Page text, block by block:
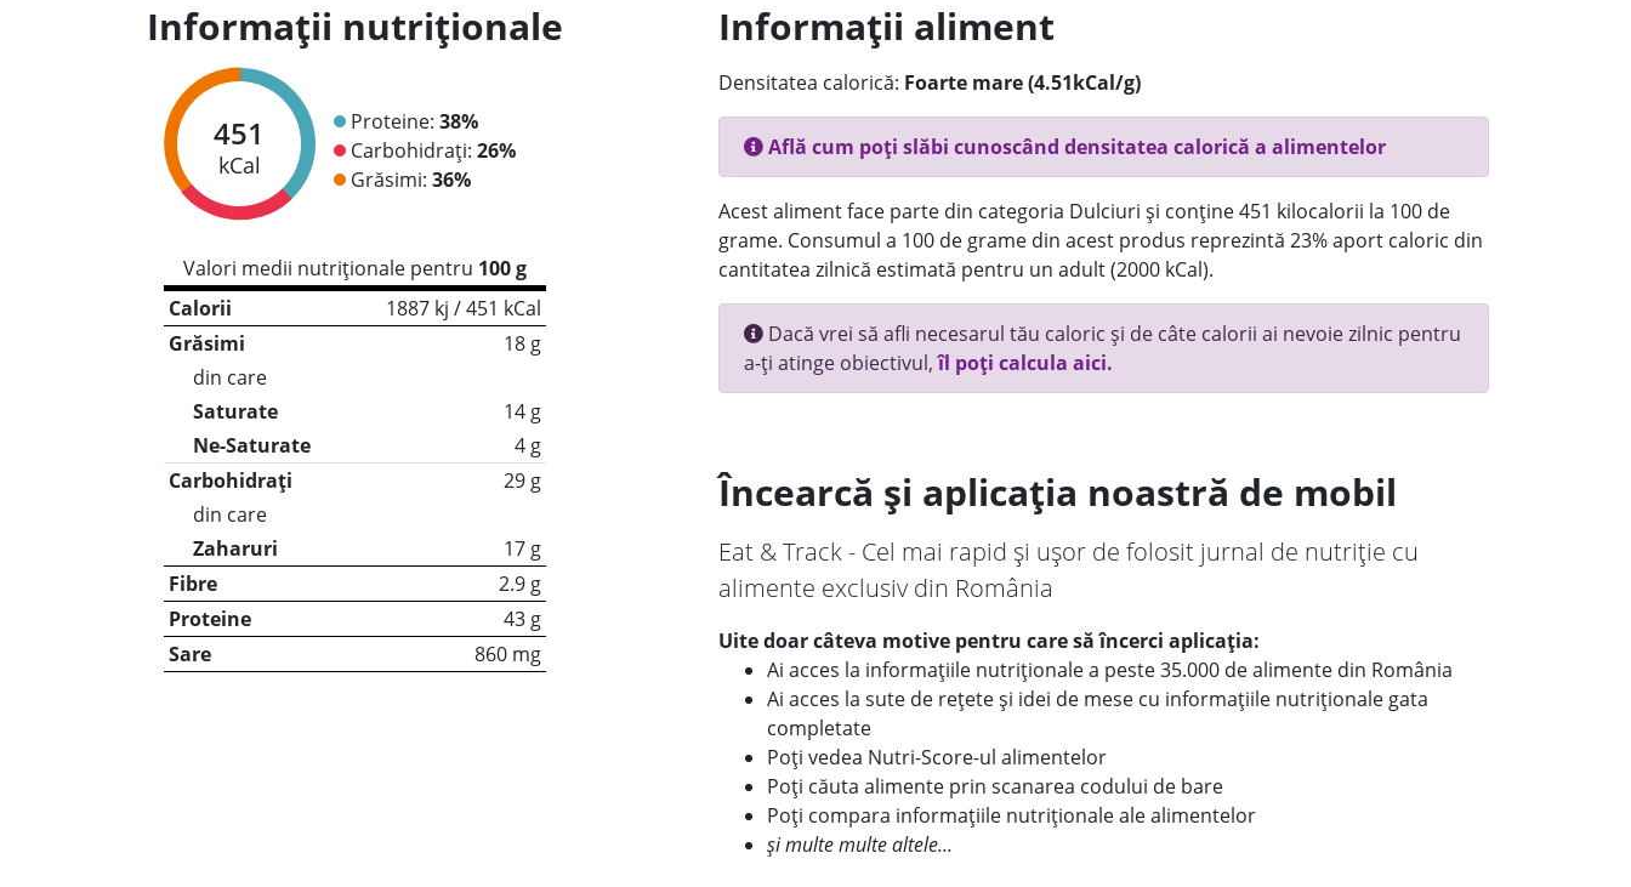
Informații nutriționale
451
kCal
Proteine: 38%
Carbohidrați: 26%
Grăsimi: 36%
Valori medii nutriționale pentru 100 g
Calorii
1887 kj / 451 kCal
Grăsimi
18 g
din care
Saturate
14 g
Ne-Saturate
4 g
Carbohidrați
29 g
din care
Zaharuri
17 g
Fibre
2.9 g
Proteine
43 g
Sare
860 mg
Informații aliment
Densitatea calorică: Foarte mare (4.51kCal/g)
Află cum poți slăbi cunoscând densitatea calorică a alimentelor
Acest aliment face parte din categoria Dulciuri și conține 451 kilocalorii la 100 de
grame. Consumul a 100 de grame din acest produs reprezintă 23% aport caloric din
cantitatea zilnică estimată pentru un adult (2000 kCal).
Dacă vrei să afli necesarul tău caloric și de câte calorii ai nevoie zilnic pentru
a-ți atinge obiectivul,îl poți calcula aici.
Încearcă și aplicația noastră de mobil
Eat & Track - Cel mai rapid și ușor de folosit jurnal de nutriție cu
alimente exclusiv din România
Uite doar câteva motive pentru care să încerci aplicația:
Ai acces la informațiile nutriționale a peste 35.000 de alimente din România
Ai acces la sute de rețete și idei de mese cu informațiile nutriționale gata
completate
Poți vedea Nutri-Score-ul alimentelor
Poți căuta alimente prin scanarea codului de bare
Poți compara informațiile nutriționale ale alimentelor
și multe multe altele...